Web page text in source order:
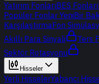
Yatırım FonlarıBES Fonları
Popüler Fonlar YeniBir
KarşılaştırmaFon
Akıllı Para Sinyali
Ters
Sektör Rotasyonu
Hisseler
Yerli HisselerYabancı